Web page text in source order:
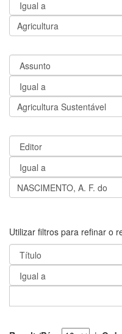
Utilizar filtros para refinar o